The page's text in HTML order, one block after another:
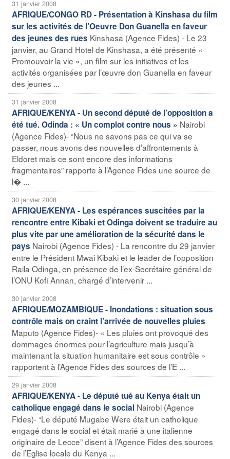
31 janvier 2008
AFRIQUE/CONGO RD - Présentation à Kinshasa du film
sur les activités de l’Oeuvre Don Guanella en faveur
des jeunes des rues Kinshasa (Agence Fides) - Le 23
janvier, au Grand Hotel de Kinshasa, a été présenté «
Promouvoir la vie », un film sur les initiatives et les
activités organisées par l’œuvre don Guanella en faveur
des jeunes ...
31 janvier 2008
AFRIQUE/KENYA - Un second député de l’opposition a
été tué. Odinda : « Un complot contre nous » Nairobi
(Agence Fides)- “Nous ne savons pas ce qui va se
passer, nous avons des nouvelles d’affrontements à
Eldoret mais ce sont encore des informations
fragmentaires” rapporte à l’Agence Fides une source de
l� ...
30 janvier 2008
AFRIQUE/KENYA - Les espérances suscitées par la
rencontre entre Kibaki et Odinga doivent se traduire au
plus vite par une amélioration de la sécurité dans le
pays Nairobi (Agence Fides) - La rencontre du 29 janvier
entre le Président Mwai Kibaki et le leader de l’opposition
Raila Odinga, en présence de l’ex-Secrétaire général de
l’ONU Kofi Annan, chargé d’intervenir ...
30 janvier 2008
AFRIQUE/MOZAMBIQUE - Inondations : situation sous
contrôle mais on craint l’arrivée de nouvelles pluies
Maputo (Agence Fides)- « Les pluies ont provoqué des
dommages énormes pour l’agriculture mais jusqu’à
maintenant la situation humanitaire est sous contrôle »
rapportent à l’Agence Fides des sources de l’E ...
29 janvier 2008
AFRIQUE/KENYA - Le député tué au Kenya était un
catholique engagé dans le social Nairobi (Agence
Fides)- “Le député Mugabe Were était un catholique
engagé dans le social et était marié à une italienne
originaire de Lecce” disent à l’Agence Fides des sources
de l’Eglise locale du Kenya ...